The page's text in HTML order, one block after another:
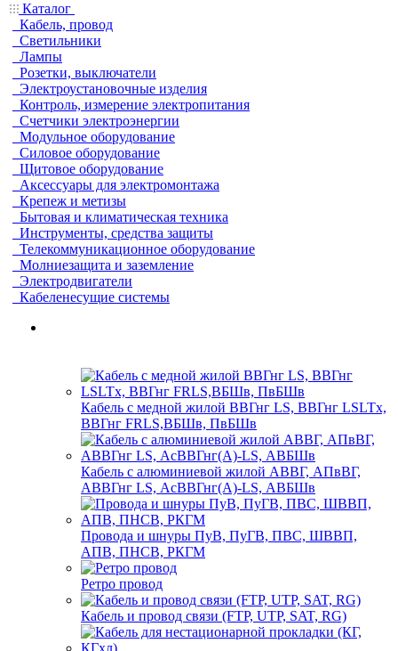
Каталог
Кабель, провод
Светильники
Лампы
Розетки, выключатели
Электроустановочные изделия
Контроль, измерение электропитания
Счетчики электроэнергии
Модульное оборудование
Силовое оборудование
Щитовое оборудование
Аксессуары для электромонтажа
Крепеж и метизы
Бытовая и климатическая техника
Инструменты, средства защиты
Телекоммуникационное оборудование
Молниезащита и заземление
Электродвигатели
Кабеленесущие системы
Кабель с медной жилой ВВГнг LS, ВВГнг LSLTx,
ВВГнг FRLS,ВБШв, ПвБШв
Кабель с алюминиевой жилой АВВГ, АПвВГ,
АВВГнг LS, АсВВГнг(А)-LS, АВБШв
Провода и шнуры ПуВ, ПуГВ, ПВС, ШВВП,
АПВ, ПНСВ, РКГМ
Ретро провод
Кабель и провод связи (FTP, UTP, SAT, RG)